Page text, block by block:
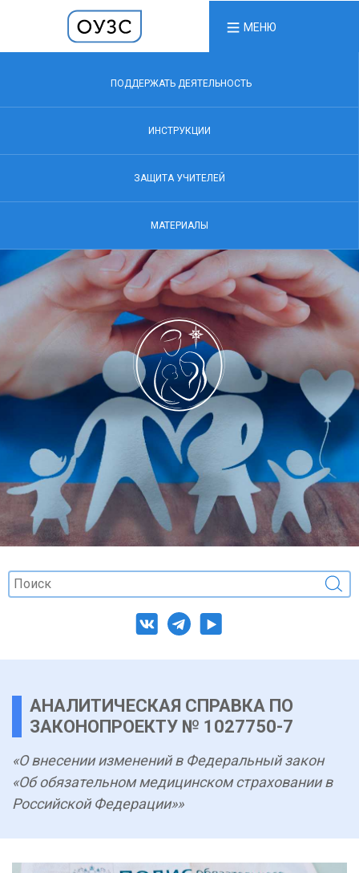
МЕНЮ
ПОДДЕРЖАТЬ ДЕЯТЕЛЬНОСТЬ
ИНСТРУКЦИИ
ЗАЩИТА УЧИТЕЛЕЙ
МАТЕРИАЛЫ
АНАЛИТИЧЕСКАЯ СПРАВКА ПО
ЗАКОНОПРОЕКТУ № 1027750-7
«О внесении изменений в Федеральный закон
«Об обязательном медицинском страховании в
Российской Федерации»»